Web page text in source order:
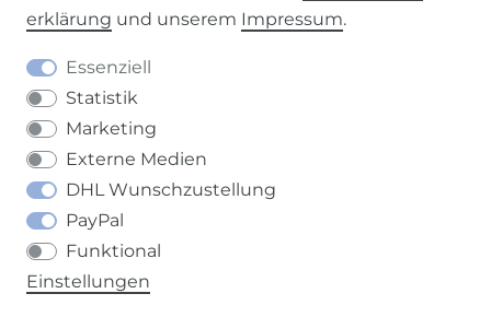
Barrierefreiheitserklärung
VERTRAG WIDERRUFEN
erklärung und unserem Impressum.
Essenziell
Statistik
Marketing
Externe Medien
DHL Wunschzustellung
PayPal
Funktional
Einstellungen